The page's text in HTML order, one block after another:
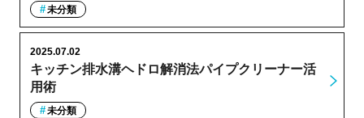
未分類
キッチン排水溝ヘドロ解消法パイプクリーナー活
用術
2025.07.02
未分類